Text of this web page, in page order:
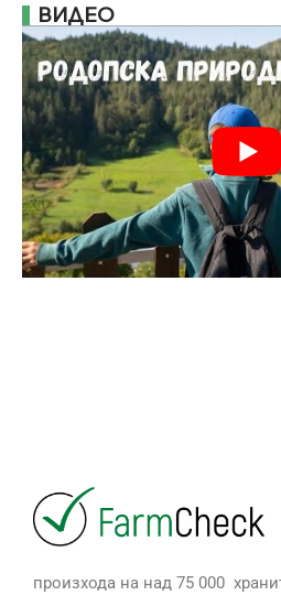
ВИДЕО
произхода на над 75 000